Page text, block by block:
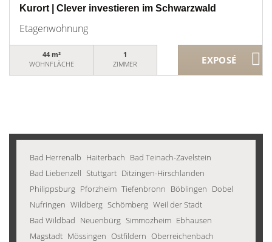
Kurort | Clever investieren im Schwarzwald
Etagenwohnung
44 m²
WOHNFLÄCHE
1
ZIMMER
Bad Herrenalb Haiterbach Bad Teinach-Zavelstein
Bad Liebenzell Stuttgart Ditzingen-Hirschlanden
Philippsburg Pforzheim Tiefenbronn Böblingen Dobel
Nufringen Wildberg Schömberg Weil der Stadt
Bad Wildbad Neuenbürg Simmozheim Ebhausen
Magstadt Mössingen Ostfildern Oberreichenbach